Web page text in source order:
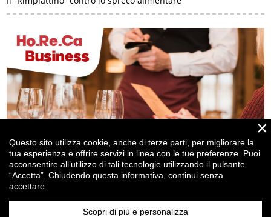
Ristorazione, attraente per i clienti ma anche per... gli
×
Questo sito utilizza cookie, anche di terze parti, per migliorare la
tua esperienza e offrire servizi in linea con le tue preferenze. Puoi
acconsentire all’utilizzo di tali tecnologie utilizzando il pulsante
“Accetta”. Chiudendo questa informativa, continui senza
accettare.
Scopri di più e personalizza